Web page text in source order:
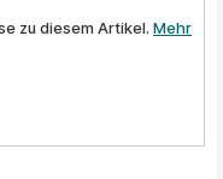
zu diesem Artikel. Mehr